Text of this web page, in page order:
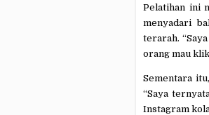
Pelatihan ini
menyadari
terarah.
orang mau
Sementara
“Saya
Instagram